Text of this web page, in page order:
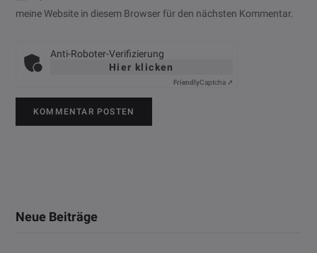
meine Website in diesem Browser für den nächsten Kommentar.
Anti-Roboter-Verifizierung
Hier klicken
FriendlyCaptcha ⇗
Neue Beiträge